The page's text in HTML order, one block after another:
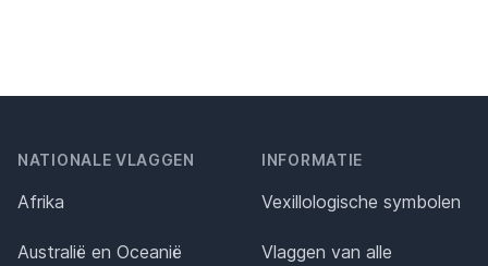
NATIONALE VLAGGEN
Afrika
Australië en Oceanië
INFORMATIE
Vexillologische symbolen
Vlaggen van alle